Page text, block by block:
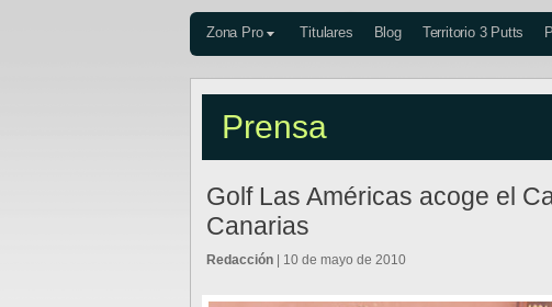
Zona Pro Titulares Blog Territorio 3 Putts
Prensa
Golf Las Américas acoge el
Canarias
Redacción | 10 de mayo de 2010